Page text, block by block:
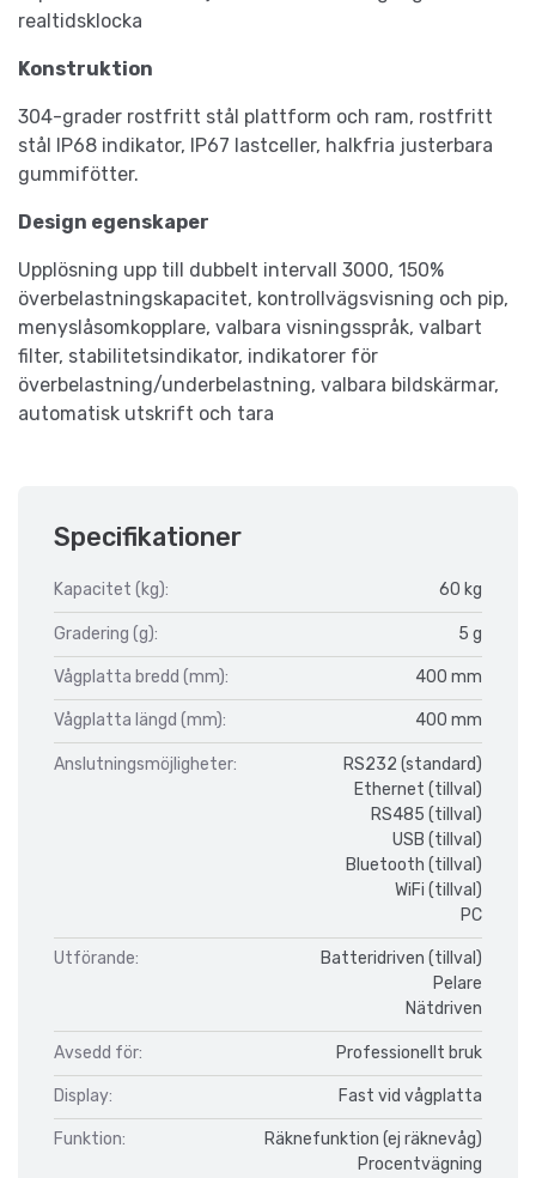
realtidsklocka
Konstruktion
304-grader rostfritt stål plattform och ram, rostfritt
stål IP68 indikator, IP67 lastceller, halkfria justerbara
gummifötter.
Design egenskaper
Upplösning upp till dubbelt intervall 3000, 150%
överbelastningskapacitet, kontrollvägsvisning och pip,
menyslåsomkopplare, valbara visningsspråk, valbart
filter, stabilitetsindikator, indikatorer för
överbelastning/underbelastning, valbara bildskärmar,
automatisk utskrift och tara
Specifikationer
Kapacitet (kg): 60 kg
Gradering (g): 5 g
Vågplatta bredd (mm): 400 mm
Vågplatta längd (mm): 400 mm
Anslutningsmöjligheter:
RS232 (standard)
Ethernet (tillval)
RS485 (tillval)
USB (tillval)
Bluetooth (tillval)
WiFi (tillval)
PC
Utförande:
Batteridriven (tillval)
Pelare
Nätdriven
Avsedd för: Professionellt bruk
Display: Fast vid vågplatta
Funktion:
Räknefunktion (ej räknevåg)
Procentvägning